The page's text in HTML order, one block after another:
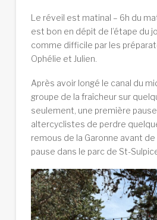
Le réveil est matinal – 6h du
est bon en dépit de l’étape du
comme difficile par les
Ophélie et Julien.
Après avoir longé le canal du
groupe de la fraîcheur sur
seulement, une première
altercyclistes de perdre
remous de la Garonne avant de
pause dans le parc de St-